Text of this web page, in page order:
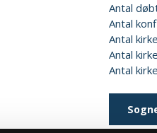
Antal
Antal
Antal
Antal
Antal